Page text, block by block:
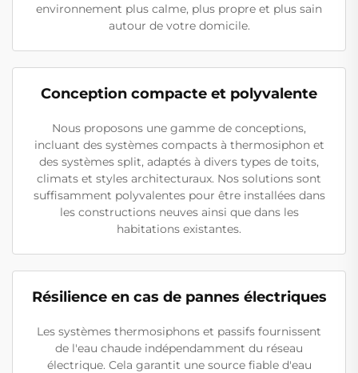
environnement plus calme, plus propre et plus sain
autour de votre domicile.
Conception compacte et polyvalente
Nous proposons une gamme de conceptions,
incluant des systèmes compacts à thermosiphon et
des systèmes split, adaptés à divers types de toits,
climats et styles architecturaux. Nos solutions sont
suffisamment polyvalentes pour être installées dans
les constructions neuves ainsi que dans les
habitations existantes.
Résilience en cas de pannes électriques
Les systèmes thermosiphons et passifs fournissent
de l'eau chaude indépendamment du réseau
électrique. Cela garantit une source fiable d'eau